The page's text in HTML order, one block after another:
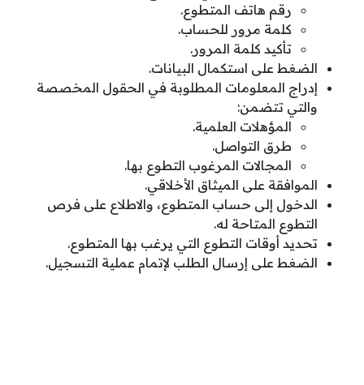
رقم هاتف المتطوع.
كلمة مرور للحساب.
تأكيد كلمة المرور.
الضغط على استكمال البيانات.
إدراج المعلومات المطلوبة في الحقول المخصصة
والتي تتضمن:
المؤهلات العلمية.
طرق التواصل.
المجالات المرغوب التطوع بها.
الموافقة على الميثاق الأخلاقي.
الدخول إلى حساب المتطوع، والاطلاع على فرص
التطوع المتاحة له.
تحديد أوقات التطوع التي يرغب بها المتطوع.
الضغط على إرسال الطلب لإتمام عملية التسجيل.